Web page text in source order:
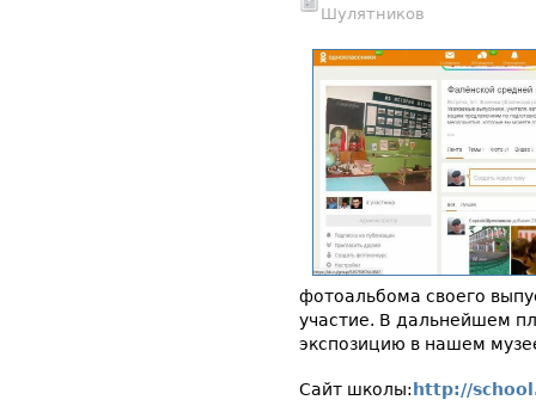
Шулятников
фотоальбома своего
участие. В дальнейшем
экспозицию в нашем
Сайт школы: http://